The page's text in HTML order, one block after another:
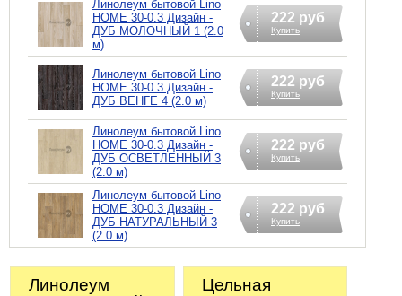
Линолеум бытовой Lino
HOME 30-0.3 Дизайн -
ДУБ МОЛОЧНЫЙ 1 (2.0
м)
222 руб
Купить
Линолеум бытовой Lino
HOME 30-0.3 Дизайн -
ДУБ ВЕНГЕ 4 (2.0 м)
222 руб
Купить
Линолеум бытовой Lino
HOME 30-0.3 Дизайн -
ДУБ ОСВЕТЛЕННЫЙ 3
(2.0 м)
222 руб
Купить
Линолеум бытовой Lino
HOME 30-0.3 Дизайн -
ДУБ НАТУРАЛЬНЫЙ 3
(2.0 м)
222 руб
Купить
Линолеум
Цельная